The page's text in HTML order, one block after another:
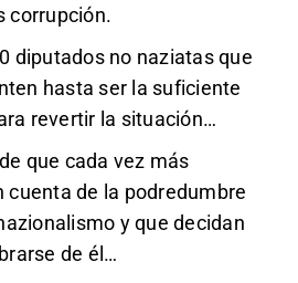
corrupción.
diputados no naziatas que
hasta ser la suficiente
revertir la situación…
que cada vez más
cuenta de la podredumbre
y que decidan
de él…